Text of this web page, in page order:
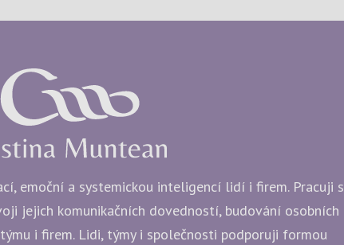
emoční a systemickou inteligencí lidí i firem. Pracuji s
jejich komunikačních dovedností, budování osobních
i firem. Lidi, týmy i společnosti podporuji formou